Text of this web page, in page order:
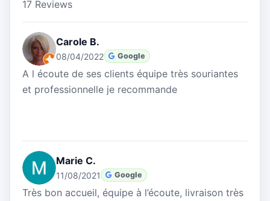
17 Reviews
Carole B.
08/04/2022 Google
A l écoute de ses clients équipe très souriantes
et professionnelle je recommande
Marie C.
11/08/2021 Google
Très bon accueil, équipe à l’écoute, livraison très